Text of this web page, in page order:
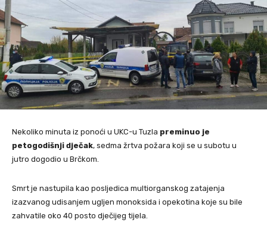
Nekoliko minuta iz ponoći u UKC-u Tuzla preminuo je
petogodišnji dječak, sedma žrtva požara koji se u subotu u
jutro dogodio u Brčkom.
Smrt je nastupila kao posljedica multiorganskog zatajenja
izazvanog udisanjem ugljen monoksida i opekotina koje su bile
zahvatile oko 40 posto dječijeg tijela.